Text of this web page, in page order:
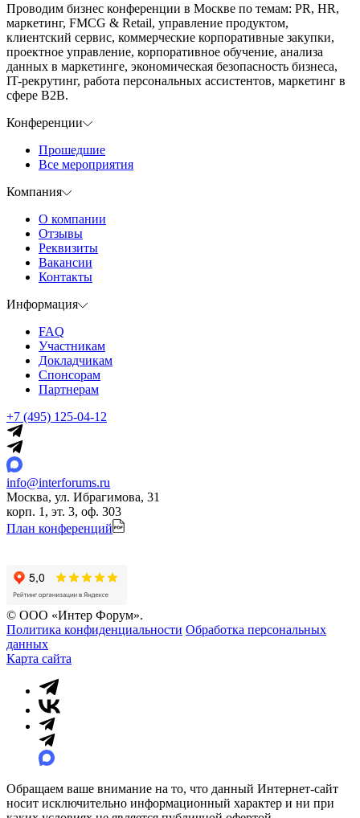
Проводим бизнес конференции в Москве по темам: PR, HR,
маркетинг, FMCG & Retail, управление продуктом,
клиентский сервис, коммерческие корпоративные закупки,
проектное управление, корпоративное обучение, анализа
данных в маркетинге, экономическая безопасность бизнеса,
IT-рекрутинг, работа персональных ассистентов, маркетинг в
сфере B2B.
Конференции
Прошедшие
Все мероприятия
Компания
О компании
Отзывы
Реквизиты
Вакансии
Контакты
Информация
FAQ
Участникам
Докладчикам
Спонсорам
Партнерам
+7 (495) 125-04-12
info@interforums.ru
Москва, ул. Ибрагимова, 31
корп. 1, эт. 3, оф. 303
План конференций
© ООО «Интер Форум».
Политика конфиденциальности Обработка персональных
данных
Карта сайта
Обращаем ваше внимание на то, что данный Интернет-сайт
носит исключительно информационный характер и ни при